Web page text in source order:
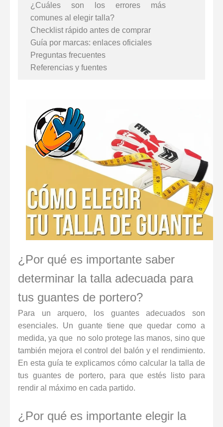
¿Cuáles son los errores más
comunes al elegir talla?
Checklist rápido antes de comprar
Guía por marcas: enlaces oficiales
Preguntas frecuentes
Referencias y fuentes
¿Por qué es importante saber
determinar la talla adecuada para
tus guantes de portero?
Para un arquero, los guantes adecuados son
esenciales. Un guante tiene que quedar como a
medida, ya que no solo protege las manos, sino que
también mejora el control del balón y el rendimiento.
En esta guía te explicamos cómo calcular la talla de
tus guantes de portero, para que estés listo para
rendir al máximo en cada partido.
¿Por qué es importante elegir la